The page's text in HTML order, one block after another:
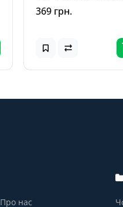
(CATJK-C) Білий
369 грн.
Про нас